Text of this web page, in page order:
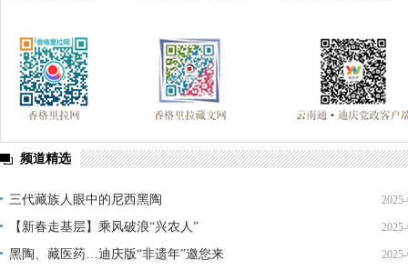
频道精选
三代藏族人眼中的尼西黑陶
【新春走基层】乘风破浪“兴农人”
黑陶、藏医药…迪庆版“非遗年”邀您来